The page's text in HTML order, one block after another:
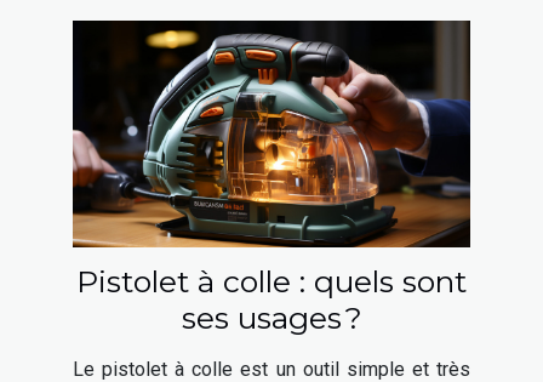
Pistolet à colle : quels sont
ses usages ?
Le pistolet à colle est un outil simple et très